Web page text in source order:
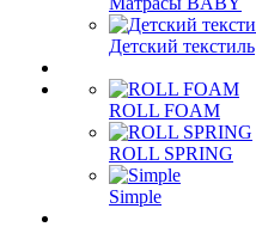
Детский текстиль
ROLL FOAM
ROLL SPRING
Simple